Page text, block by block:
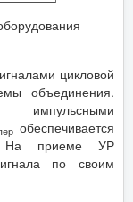
цикловой
объединения.
обеспечивается
На приеме УР
по своим